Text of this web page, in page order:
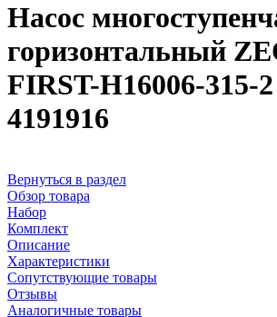
Насос
горизонтальный
FIRST-H16006-315-
4191916
Вернуться в раздел
Обзор товара
Набор
Комплект
Описание
Характеристики
Сопутствующие товары
Отзывы
Аналогичные товары